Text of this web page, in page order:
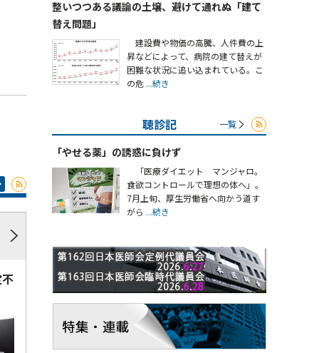
整いつつある議論の土壌、避けて通れぬ「建て
替え問題」
建設費や物価の高騰、人件費の上
昇などによって、病院の建て替えが
困難な状況に追い込まれている。こ
の危 ...続き
聴診記 一覧
「やせる薬」の誘惑に負けず
「医療ダイエット マンジャロ。
食欲コントロールで理想の体へ」。
7月上旬、厚生労働省へ向かう道す
がら ...続き